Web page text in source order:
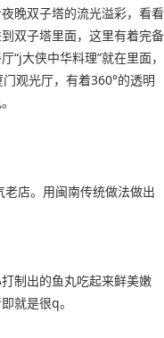
晚双子塔的流光溢彩，看看
双子塔里面，这里有着完备
“j大侠中华料理”就在里面，
观光厅，有着360°的透明
店。用闽南传统做法做出
制出的鱼丸吃起来鲜美嫩
就是很q。